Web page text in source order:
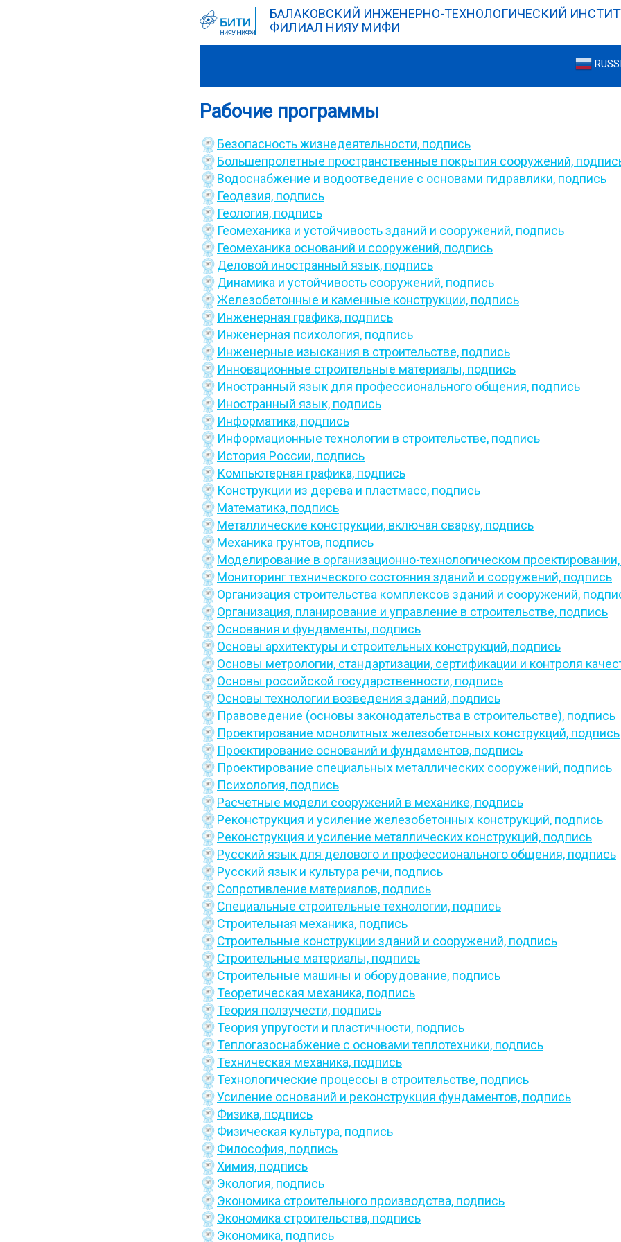
БАЛАКОВСКИЙ ИНЖЕНЕРНО-ТЕХНОЛОГИЧЕСКИЙ
ФИЛИАЛ НИЯУ МИФИ
Рабочие программы
Безопасность жизнедеятельности, подпись
Большепролетные пространственные покрытия сооружений,
Водоснабжение и водоотведение с основами гидравлики, подпись
Геодезия, подпись
Геология, подпись
Геомеханика и устойчивость зданий и сооружений, подпись
Геомеханика оснований и сооружений, подпись
Деловой иностранный язык, подпись
Динамика и устойчивость сооружений, подпись
Железобетонные и каменные конструкции, подпись
Инженерная графика, подпись
Инженерная психология, подпись
Инженерные изыскания в строительстве, подпись
Инновационные строительные материалы, подпись
Иностранный язык для профессионального общения, подпись
Иностранный язык, подпись
Информатика, подпись
Информационные технологии в строительстве, подпись
История России, подпись
Компьютерная графика, подпись
Конструкции из дерева и пластмасс, подпись
Математика, подпись
Металлические конструкции, включая сварку, подпись
Механика грунтов, подпись
Моделирование в организационно-технологическом проектировании,
Мониторинг технического состояния зданий и сооружений, подпись
Организация строительства комплексов зданий и сооружений,
Организация, планирование и управление в строительстве, подпись
Основания и фундаменты, подпись
Основы архитектуры и строительных конструкций, подпись
Основы метрологии, стандартизации, сертификации и контроля
Основы российской государственности, подпись
Основы технологии возведения зданий, подпись
Правоведение (основы законодательства в строительстве), подпись
Проектирование монолитных железобетонных конструкций, подпись
Проектирование оснований и фундаментов, подпись
Проектирование специальных металлических сооружений, подпись
Психология, подпись
Расчетные модели сооружений в механике, подпись
Реконструкция и усиление железобетонных конструкций, подпись
Реконструкция и усиление металлических конструкций, подпись
Русский язык для делового и профессионального общения, подпись
Русский язык и культура речи, подпись
Сопротивление материалов, подпись
Специальные строительные технологии, подпись
Строительная механика, подпись
Строительные конструкции зданий и сооружений, подпись
Строительные материалы, подпись
Строительные машины и оборудование, подпись
Теоретическая механика, подпись
Теория ползучести, подпись
Теория упругости и пластичности, подпись
Теплогазоснабжение с основами теплотехники, подпись
Техническая механика, подпись
Технологические процессы в строительстве, подпись
Усиление оснований и реконструкция фундаментов, подпись
Физика, подпись
Физическая культура, подпись
Философия, подпись
Химия, подпись
Экология, подпись
Экономика строительного производства, подпись
Экономика строительства, подпись
Экономика, подпись